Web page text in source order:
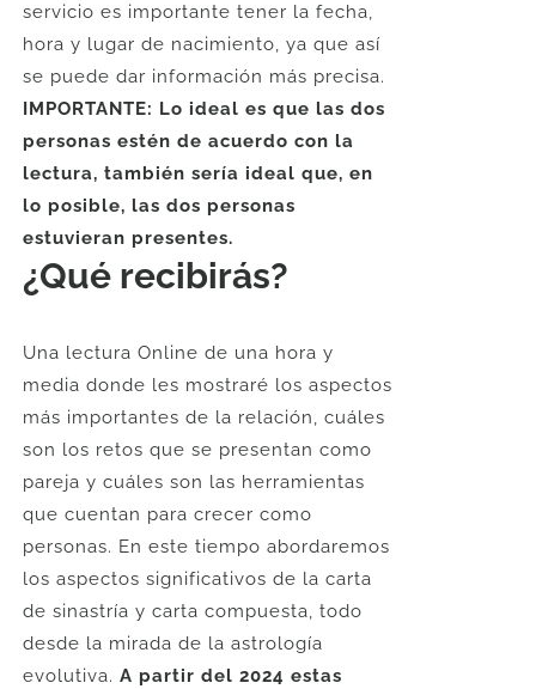
servicio es importante tener la fecha,
hora y lugar de nacimiento, ya que así
se puede dar información más precisa.
IMPORTANTE: Lo ideal es que las dos
personas estén de acuerdo con la
lectura, también sería ideal que, en
lo posible, las dos personas
estuvieran presentes.
¿Qué recibirás?
Una lectura Online de una hora y
media donde les mostraré los aspectos
más importantes de la relación, cuáles
son los retos que se presentan como
pareja y cuáles son las herramientas
que cuentan para crecer como
personas. En este tiempo abordaremos
los aspectos significativos de la carta
de sinastría y carta compuesta, todo
desde la mirada de la astrología
evolutiva. A partir del 2024 estas